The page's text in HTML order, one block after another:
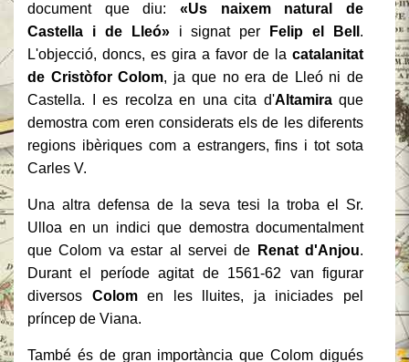
document que diu: «Us naixem natural de
Castella i de Lleó»i signat per Felip el Bell .
L'objecció, doncs, es gira a favor de la catalanitat
de Cristòfor Colom, ja que no era de Lleó ni de
Castella. I es recolza en una cita d'Altamiraque
demostra com eren considerats els de les diferents
regions ibèriques com a estrangers, fins i tot sota
Carles V.
Una altra defensa de la seva tesi la troba el Sr.
Ulloa en un indici que demostra documentalment
que Colom va estar al servei de
Renat d'Anjou.
Durant el període agitat de 1561-62 van figurar
diversos Colomen les lluites, ja iniciades pel
príncep de Viana.
També és de gran importància que Colom digués